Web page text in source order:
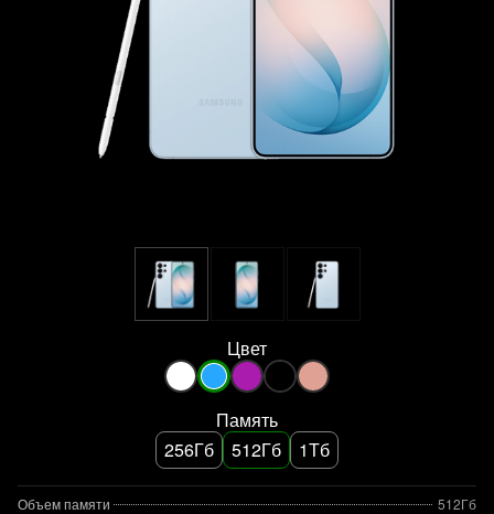
Цвет
Память
256Гб
512Гб 1Тб
Объем памяти 512Гб